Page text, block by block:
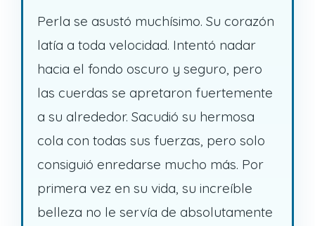
Perla se asustó muchísimo. Su corazón
latía a toda velocidad. Intentó nadar
hacia el fondo oscuro y seguro, pero
las cuerdas se apretaron fuertemente
a su alrededor. Sacudió su hermosa
cola con todas sus fuerzas, pero solo
consiguió enredarse mucho más. Por
primera vez en su vida, su increíble
belleza no le servía de absolutamente